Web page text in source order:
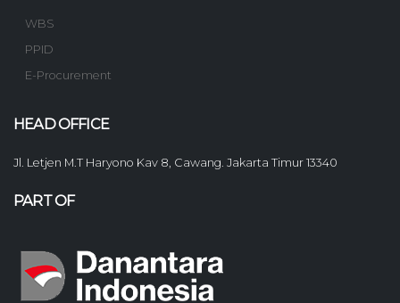
WBS
PPID
E-Procurement
HEAD OFFICE
Jl. Letjen M.T Haryono Kav 8, Cawang. Jakarta Timur 13340
PART OF